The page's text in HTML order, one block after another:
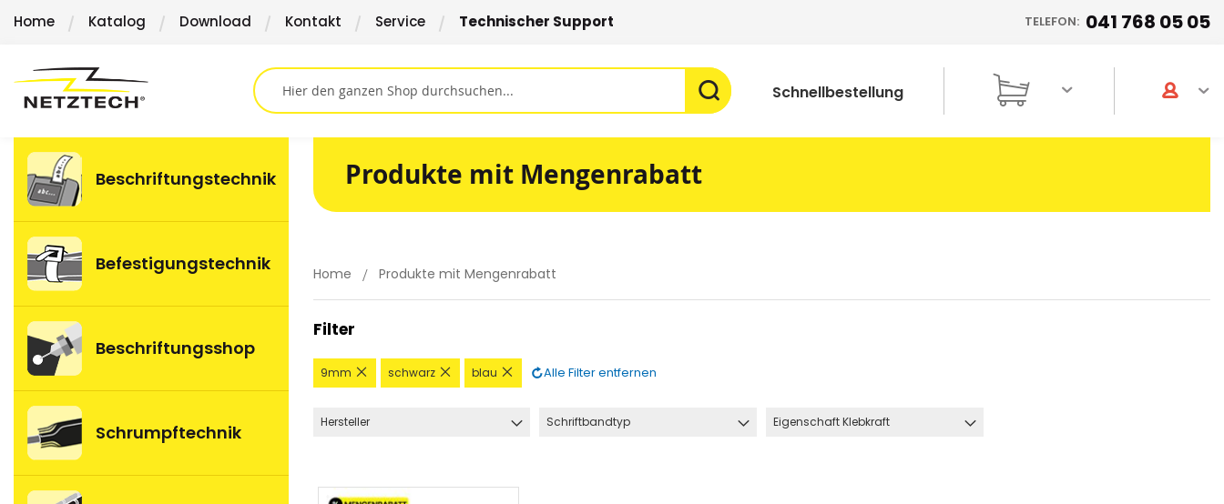
Direkt
Home Katalog Download Kontakt Service Technischer Support TELEFON: 041 768 05 05
Schnellbestellung
Beschriftungstechnik
Befestigungstechnik
Beschriftungsshop
Schrumpftechnik
Produkte mit Mengenrabatt
Home Produkte mit Mengenrabatt
Filter
9mm
Diesen
Artikel
schwarz
Diesen
Artikel
blau
Diesen
Artikel
Alle Filter entfernen
Hersteller Schriftbandtyp Eigenschaft Klebkraft